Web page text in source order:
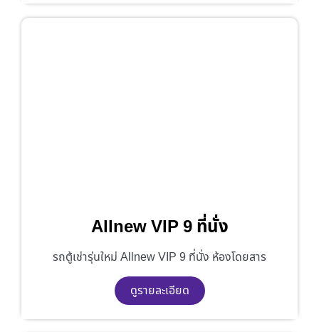
Allnew VIP 9 ที่นั่ง
รถตู้เช่ารุ่นใหม่ Allnew VIP 9 ที่นั่ง ห้องโดยสาร
ดูรายละเอียด